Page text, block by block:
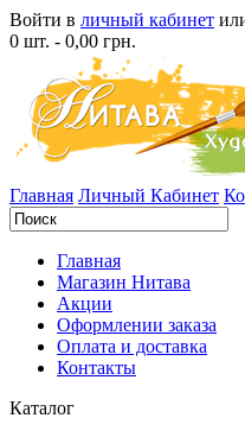
Войти в личный кабинет
0 шт. - 0,00 грн.
Главная Личный Кабинет
Главная
Магазин Нитава
Акции
Оформлении заказа
Оплата и доставка
Контакты
Каталог